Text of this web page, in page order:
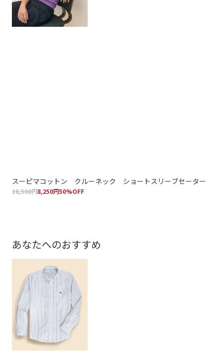
スーピマコットン クルーネック ショートスリーブセーター
16,500円8,250円50%OFF
あなたへのおすすめ